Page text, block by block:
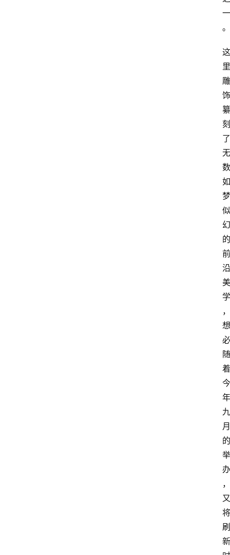
一
。
这
里
雕
饰
纂
刻
了
无
数
如
梦
似
幻
的
前
沿
美
学
，
想
必
随
着
今
年
九
月
的
举
办
，
又
将
刷
新